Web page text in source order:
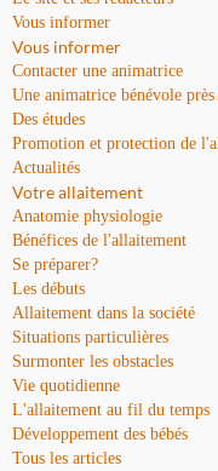
Vous informer
Vous informer
Contacter une animatrice
Une animatrice bénévole près
Des études
Promotion et protection de
Actualités
Votre allaitement
Anatomie physiologie
Bénéfices de l'allaitement
Se préparer?
Les débuts
Allaitement dans la société
Situations particulières
Surmonter les obstacles
Vie quotidienne
L'allaitement au fil du temps
Développement des bébés
Tous les articles